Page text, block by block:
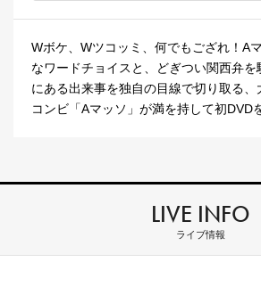
Wボケ、Wツコッミ、何でもござれ！A
なワードチョイスと、どぎつい関西弁を
にある出来事を独自の目線で切り取る、
コンビ「Aマッソ」が満を持して初DVD
LIVE INFO
ライブ情報